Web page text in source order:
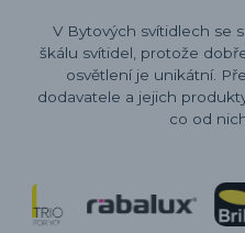
V Bytových svítidlech se
škálu svítidel, protože
osvětlení je unikátní.
dodavatele a jejich
co od